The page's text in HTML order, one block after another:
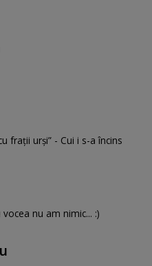
frații urși” - Cui i s-a încins
nu am nimic... :)